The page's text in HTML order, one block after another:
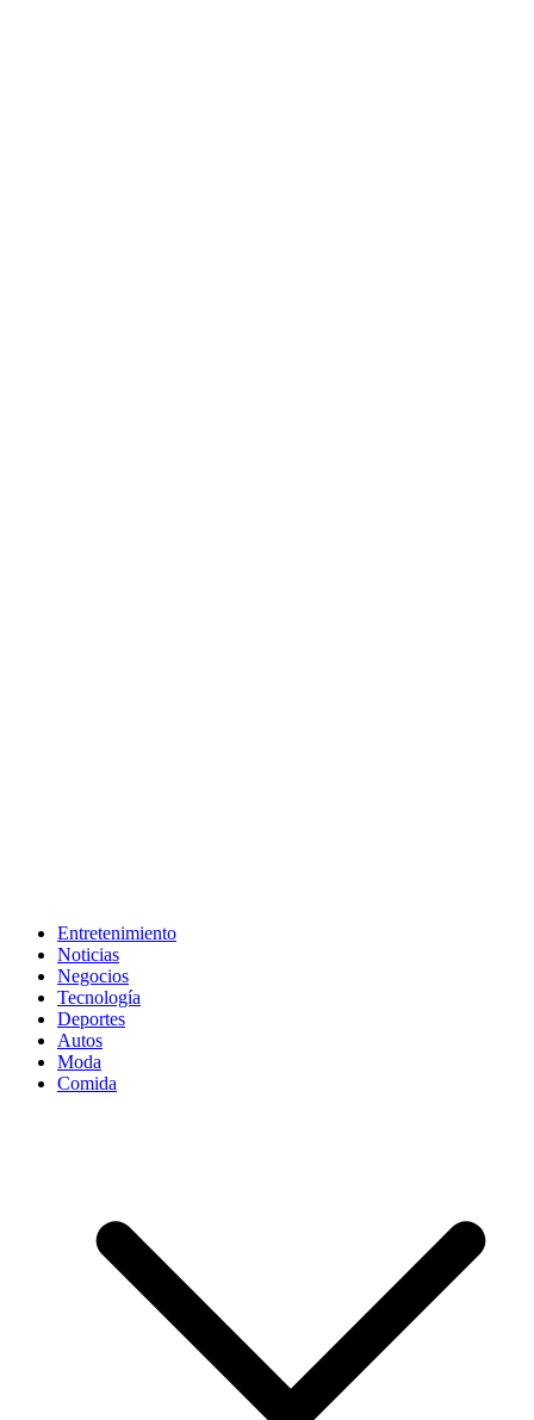
Entretenimiento
Noticias
Negocios
Tecnología
Deportes
Autos
Moda
Comida